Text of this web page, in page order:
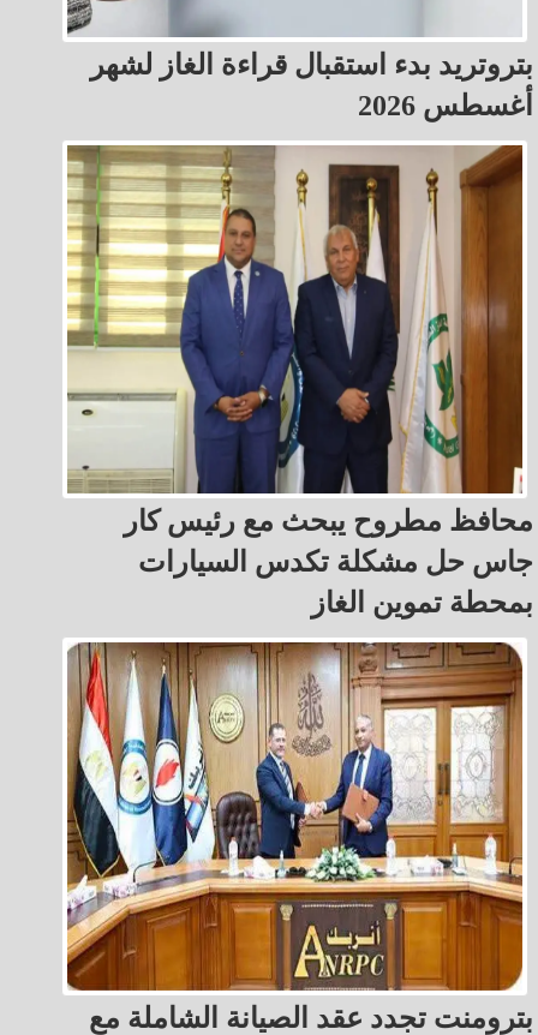
بتروتريد بدء استقبال قراءة الغاز لشهر
أغسطس 2026
محافظ مطروح يبحث مع رئيس كار
جاس حل مشكلة تكدس السيارات
بمحطة تموين الغاز
بترومنت تجدد عقد الصيانة الشاملة مع